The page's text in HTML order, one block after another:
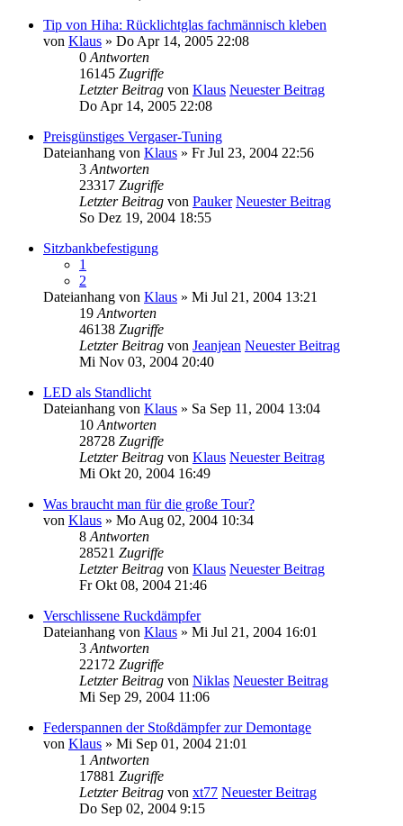
Tip von Hiha: Rücklichtglas fachmännisch kleben
von Klaus » Do Apr 14, 2005 22:08
0 Antworten
16145 Zugriffe
Letzter Beitrag von Klaus Neuester Beitrag
Do Apr 14, 2005 22:08
Preisgünstiges Vergaser-Tuning
Dateianhang von Klaus » Fr Jul 23, 2004 22:56
3 Antworten
23317 Zugriffe
Letzter Beitrag von Pauker Neuester Beitrag
So Dez 19, 2004 18:55
Sitzbankbefestigung
1
2
Dateianhang von Klaus » Mi Jul 21, 2004 13:21
19 Antworten
46138 Zugriffe
Letzter Beitrag von Jeanjean Neuester Beitrag
Mi Nov 03, 2004 20:40
LED als Standlicht
Dateianhang von Klaus » Sa Sep 11, 2004 13:04
10 Antworten
28728 Zugriffe
Letzter Beitrag von Klaus Neuester Beitrag
Mi Okt 20, 2004 16:49
Was braucht man für die große Tour?
von Klaus » Mo Aug 02, 2004 10:34
8 Antworten
28521 Zugriffe
Letzter Beitrag von Klaus Neuester Beitrag
Fr Okt 08, 2004 21:46
Verschlissene Ruckdämpfer
Dateianhang von Klaus » Mi Jul 21, 2004 16:01
3 Antworten
22172 Zugriffe
Letzter Beitrag von Niklas Neuester Beitrag
Mi Sep 29, 2004 11:06
Federspannen der Stoßdämpfer zur Demontage
von Klaus » Mi Sep 01, 2004 21:01
1 Antworten
17881 Zugriffe
Letzter Beitrag von xt77 Neuester Beitrag
Do Sep 02, 2004 9:15